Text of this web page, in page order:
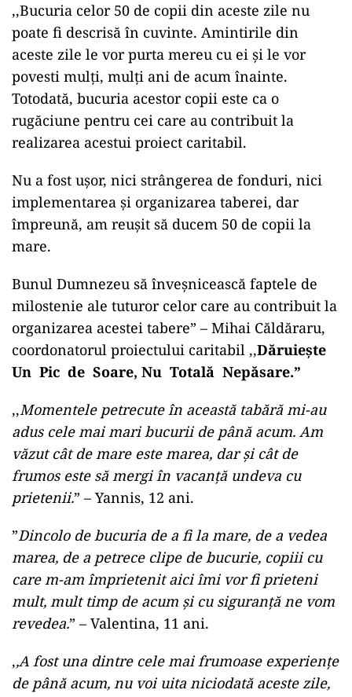
,,Bucuria celor 50 de copii din aceste zile nu
poate fi descrisă în cuvinte. Amintirile din
aceste zile le vor purta mereu cu ei și le vor
povesti mulți, mulți ani de acum înainte.
Totodată, bucuria acestor copii este ca o
rugăciune pentru cei care au contribuit la
realizarea acestui proiect caritabil.
Nu a fost ușor, nici strângerea de fonduri, nici
implementarea și organizarea taberei, dar
împreună, am reușit să ducem 50 de copii la
mare.
Bunul Dumnezeu să înveșnicească faptele de
milostenie ale tuturor celor care au contribuit la
organizarea acestei tabere” – Mihai Căldăraru,
coordonatorul proiectului caritabil ,,Dăruiește
Un Pic de Soare, Nu Totală Nepăsare.”
,,Momentele petrecute în această tabără mi-au
adus cele mai mari bucurii de până acum. Am
văzut cât de mare este marea, dar și cât de
frumos este să mergi în vacanță undeva cu
prietenii.” – Yannis, 12 ani.
”Dincolo de bucuria de a fi la mare, de a vedea
marea, de a petrece clipe de bucurie, copiii cu
care m-am împrietenit aici îmi vor fi prieteni
mult, mult timp de acum și cu siguranță ne vom
revedea.” – Valentina, 11 ani.
,,A fost una dintre cele mai frumoase experiențe
de până acum, nu voi uita niciodată aceste zile,